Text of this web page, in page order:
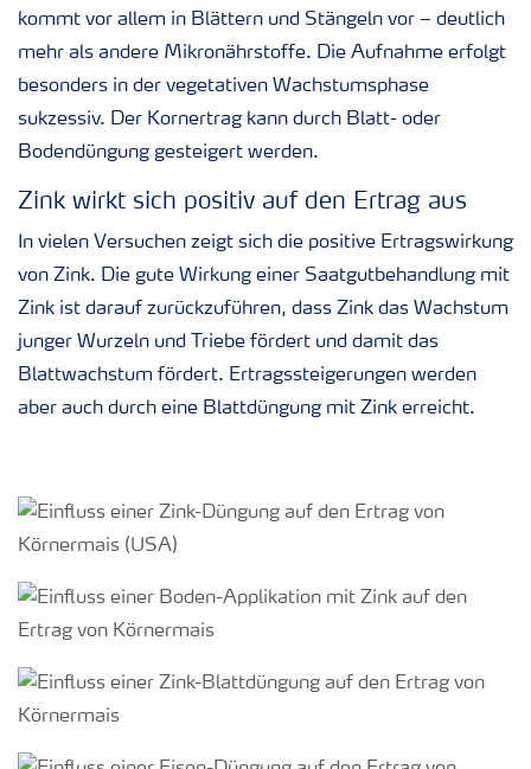
kommt vor allem in Blättern und Stängeln vor – deutlich
mehr als andere Mikronährstoffe. Die Aufnahme erfolgt
besonders in der vegetativen Wachstumsphase
sukzessiv. Der Kornertrag kann durch Blatt- oder
Bodendüngung gesteigert werden.
Zink wirkt sich positiv auf den Ertrag aus
In vielen Versuchen zeigt sich die positive Ertragswirkung
von Zink. Die gute Wirkung einer Saatgutbehandlung mit
Zink ist darauf zurückzuführen, dass Zink das Wachstum
junger Wurzeln und Triebe fördert und damit das
Blattwachstum fördert. Ertragssteigerungen werden
aber auch durch eine Blattdüngung mit Zink erreicht.